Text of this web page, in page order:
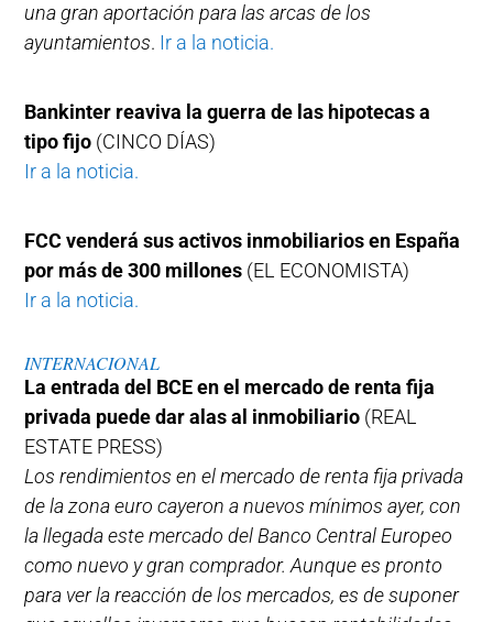
una gran aportación para las arcas de los
ayuntamientos. Ir a la noticia.
Bankinter reaviva la guerra de las hipotecas a
tipo fijo (CINCO DÍAS)
Ir a la noticia.
FCC venderá sus activos inmobiliarios en España
por más de 300 millones (EL ECONOMISTA)
Ir a la noticia.
INTERNACIONAL
La entrada del BCE en el mercado de renta fija
privada puede dar alas al inmobiliario (REAL
ESTATE PRESS)
Los rendimientos en el mercado de renta fija privada
de la zona euro cayeron a nuevos mínimos ayer, con
la llegada este mercado del Banco Central Europeo
como nuevo y gran comprador. Aunque es pronto
para ver la reacción de los mercados, es de suponer